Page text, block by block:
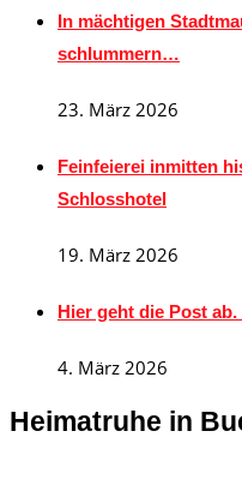
In mächtigen
schlummern…
23. März 2026
Feinfeierei inmitten
Schlosshotel
19. März 2026
Hier geht die Post ab.
4. März 2026
Heimatruhe in